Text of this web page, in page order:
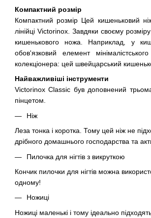
Компактний розмір
Компактний розмір Цей кишеньковий
лінійці Victorinox. Завдяки своєму
кишенькового ножа. Наприклад, у
обов'язковий елемент
колекціонера: цей швейцарський
Найважливіші інструменти
Victorinox Classic був доповнений
пінцетом.
Ніж
Леза тонка і коротка. Тому цей ніж не
дрібного домашнього господарства та
Пилочка для нігтів з викруткою
Кончик пилочки для нігтів можна
одному!
Ножиці
Ножиці маленькі і тому ідеально